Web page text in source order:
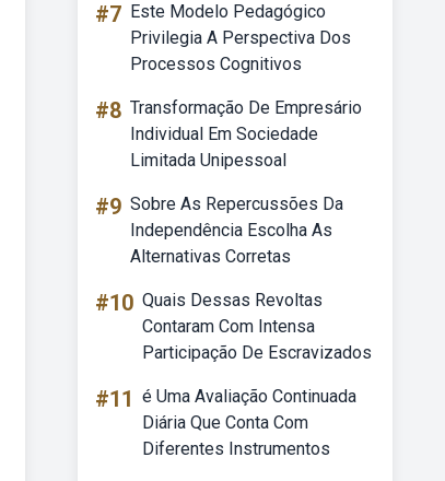
#7 Este Modelo Pedagógico
Privilegia A Perspectiva Dos
Processos Cognitivos
#8 Transformação De Empresário
Individual Em Sociedade
Limitada Unipessoal
#9 Sobre As Repercussões Da
Independência Escolha As
Alternativas Corretas
#10 Quais Dessas Revoltas
Contaram Com Intensa
Participação De Escravizados
#11 é Uma Avaliação Continuada
Diária Que Conta Com
Diferentes Instrumentos